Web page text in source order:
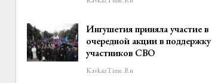
Ингушетия приняла участие в
очередной акции в поддержку
участников СВО
KavkazTime.ru